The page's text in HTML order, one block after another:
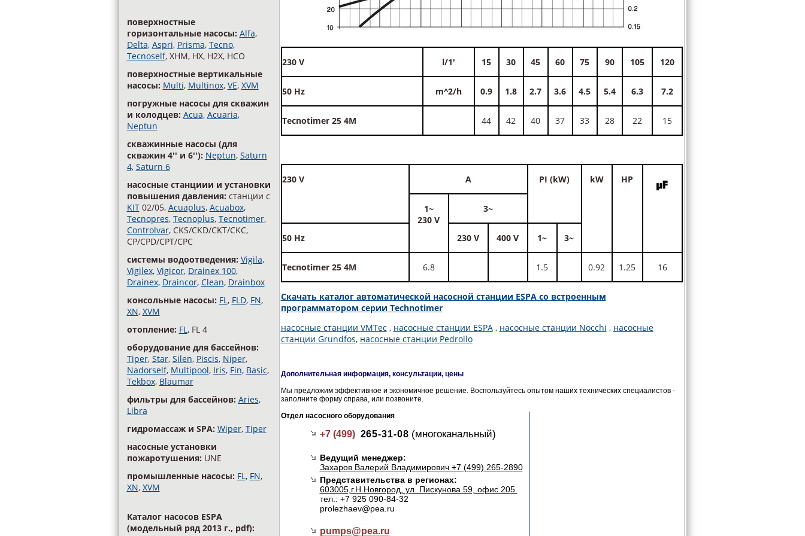
поверхностные
горизонтальные насосы: Alfa,
Delta, Aspri, Prisma, Tecno,
Tecnoself, XHM, HX, H2X, HCO
поверхностные вертикальные
насосы: Multi, Multinox, VE, XVM
погружные насосы для скважин
и колодцев: Acua, Acuaria,
Neptun
скважинные насосы (для
скважин 4'' и 6''): Neptun, Saturn
4, Saturn 6
насосные станциии и установки
повышения давления: станции с
KIT02/05, Acuaplus, Acuabox,
Tecnopres, Tecnoplus, Tecnotimer,
Controlvar, CKS/CKD/CKT/CKC,
CP/CPD/CPT/CPC
cистемы водоотведения: Vigila,
Vigilex, Vigicor, Drainex 100,
Drainex, Draincor, Clean, Drainbox
консольные насосы: FL, FLD, FN,
XN, XVM
отопление: FL, FL 4
оборудование для бассейнов:
Tiper, Star, Silen, Piscis, Niper,
Nadorself, Multipool, Iris, Fin, Basic,
Tekbox, Blaumar
фильтры для бассейнов: Aries,
Libra
гидромассаж и SPA: Wiper, Tiper
насосные установки
пожаротушения: UNE
промышленные насосы: FL, FN,
XN, XVM
Каталог насосов ESPA
(модельный ряд 2013 г., pdf):
230 V l/1' 15 30 45 60 75 90 105 120
50 Hz m^2/h 0.9 1.8 2.7 3.6 4.5 5.4 6.3 7.2
Tecnotimer 25 4M 44 42 40 37 33 28 22 15
230 V A PI (kW) kW HP
1~
230 V
3~
50 Hz 230 V 400 V 1~ 3~
Tecnotimer 25 4M 6.8 1.5 0.92 1.25 16
Скачать каталог автоматической насосной станции ESPA со встроенным
программатором серии Technotimer
насосные станции VMTec , насосные станции ESPA, насосные станции Nocchi , насосные
станции Grundfos, насосные станции Pedrollo
Дополнительная информация, консультации, цены
Мы предложим эффективное и экономичное решение. Воспользуйтесь опытом наших технических специалистов -
заполните форму справа, или позвоните.
Отдел насосного оборудования
+7 (499) 265-31-08 (многоканальный)
Ведущий менеджер:
Захаров Валерий Владимирович +7 (499) 265-2890
Представительства в регионах:
603005,г.Н.Новгород, ул. Пискунова 59, офис 205.
тел.: +7 925 090-84-32
prolezhaev@pea.ru
pumps@pea.ru